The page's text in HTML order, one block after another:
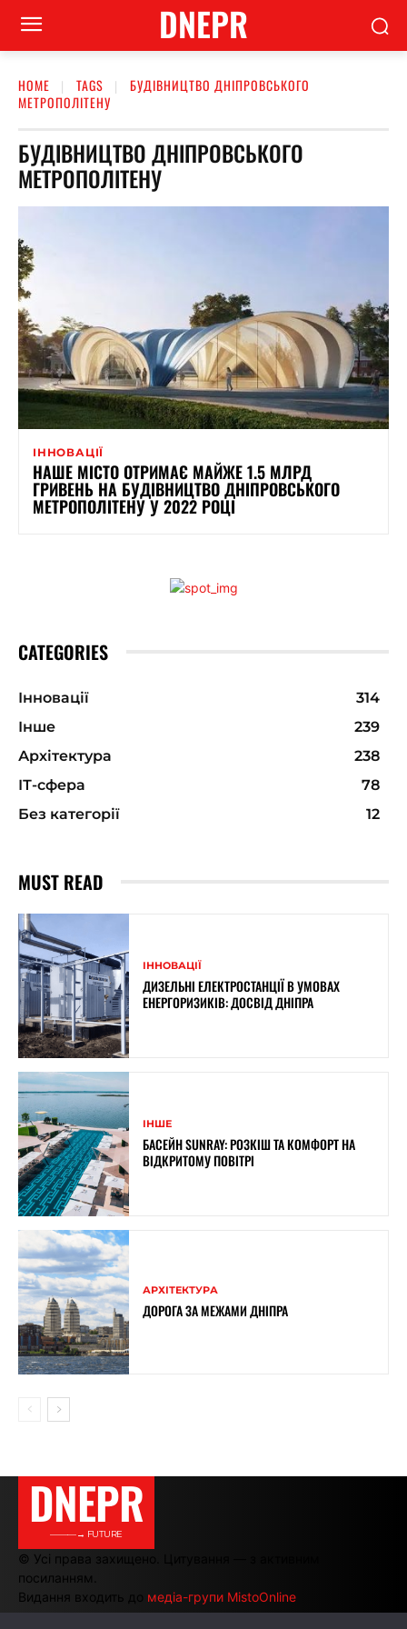
DNEPR
HOME TAGS
БУДІВНИЦТВО ДНІПРОВСЬКОГО
МЕТРОПОЛІТЕНУ
БУДІВНИЦТВО ДНІПРОВСЬКОГО
МЕТРОПОЛІТЕНУ
ІННОВАЦІЇ
НАШЕ МІСТО ОТРИМАЄ МАЙЖЕ 1.5 МЛРД
ГРИВЕНЬ НА БУДІВНИЦТВО ДНІПРОВСЬКОГО
МЕТРОПОЛІТЕНУ У 2022 РОЦІ
CATEGORIES
Інновації
314
Інше
239
Архітектура
238
ІТ-сфера
78
Без категорії
12
MUST READ
ІННОВАЦІЇ
ДИЗЕЛЬНІ ЕЛЕКТРОСТАНЦІЇ В УМОВАХ
ЕНЕРГОРИЗИКІВ: ДОСВІД ДНІПРА
ІНШЕ
БАСЕЙН SUNRAY: РОЗКІШ ТА КОМФОРТ НА
ВІДКРИТОМУ ПОВІТРІ
АРХІТЕКТУРА
ДОРОГА ЗА МЕЖАМИ ДНІПРА
DNEPR
———→ FUTURE
© Усі права захищено. Цитування — з активним
посиланням.
Видання входить до медіа-групи MistoOnline